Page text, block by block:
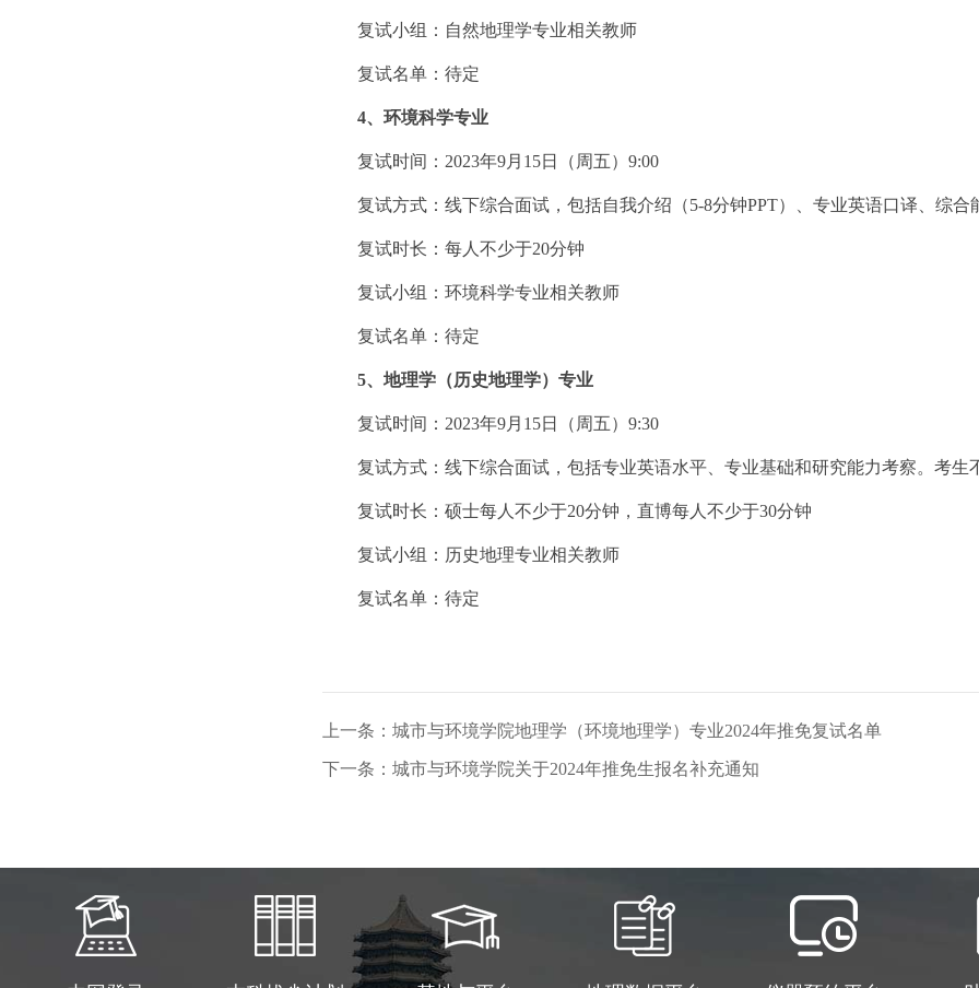
复试小组：自然地理学专业相关教师
复试名单：待定
4、环境科学专业
复试时间： 2023年9月 15日（周五） 9:00
复试方式：线下综合面试，包括自我介绍（5-8分钟PPT）、专业英语口译、综合
复试时长：每人不少于20分钟
复试小组：环境科学专业相关教师
复试名单：待定
5、地理学（历史地理学）专业
复试时间： 2023年9月 15日（周五） 9:30
复试方式：线下综合面试， 包括专业英语水平、专业基础和研究能力考察。考生
复试时长：硕士每人不少于20分钟，直博每人不少于30分钟
复试小组：历史地理专业相关教师
复试名单：待定
上一条：城市与环境学院地理学（环境地理学）专业2024年推免复试名单
下一条：城市与环境学院关于2024年推免生报名补充通知